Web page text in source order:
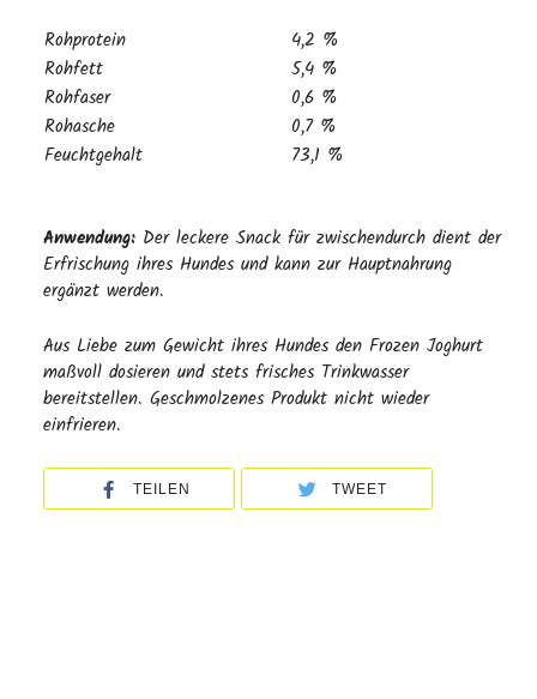
Rohprotein
4,2 %
Rohfett
5,4 %
Rohfaser
0,6 %
Rohasche
0,7 %
Feuchtgehalt
73,1 %
Anwendung: Der leckere Snack für zwischendurch dient der
Erfrischung ihres Hundes und kann zur Hauptnahrung
ergänzt werden.
Aus Liebe zum Gewicht ihres Hundes den Frozen Joghurt
maßvoll dosieren und stets frisches Trinkwasser
bereitstellen. Geschmolzenes Produkt nicht wieder
einfrieren.
TEILEN TWEET